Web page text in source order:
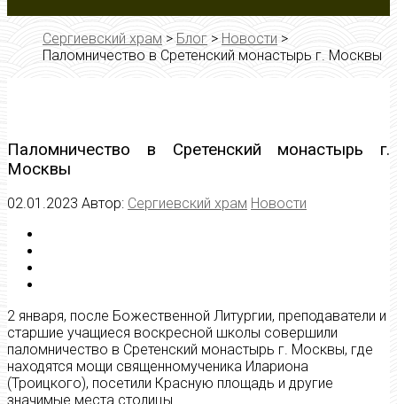
Сергиевский храм >Блог > Новости >
Паломничество в Сретенский монастырь г. Москвы
Паломничество в Сретенский монастырь г.
Москвы
02.01.2023 Автор: Сергиевский храм Новости
2 января, после Божественной Литургии, преподаватели и
старшие учащиеся воскресной школы совершили
паломничество в Сретенский монастырь г. Москвы, где
находятся мощи священномученика Илариона
(Троицкого), посетили Красную площадь и другие
значимые места столицы.